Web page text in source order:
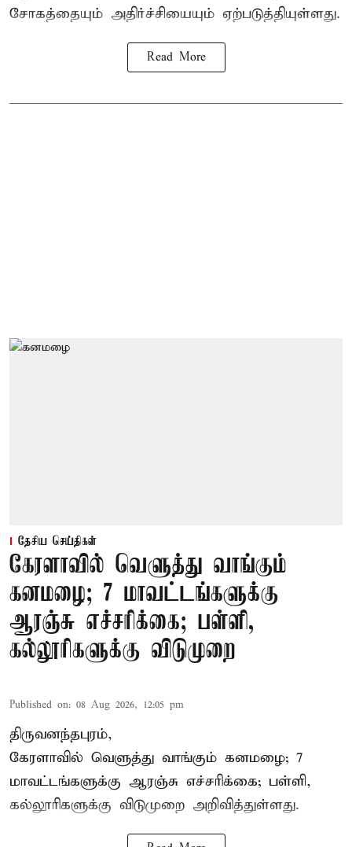
சோகத்தையும் அதிர்ச்சியையும் ஏற்படுத்தியுள்ளது.
Read More
தேசிய செய்திகள்
கேரளாவில் வெளுத்து வாங்கும்
கனமழை; 7 மாவட்டங்களுக்கு
ஆரஞ்சு எச்சரிக்கை; பள்ளி,
கல்லூரிகளுக்கு விடுமுறை
Published on: 08 Aug 2026, 12:05 pm
திருவனந்தபுரம்,
கேரளாவில் வெளுத்து வாங்கும் கனமழை; 7
மாவட்டங்களுக்கு ஆரஞ்சு எச்சரிக்கை; பள்ளி,
கல்லூரிகளுக்கு விடுமுறை அறிவித்துள்ளது.